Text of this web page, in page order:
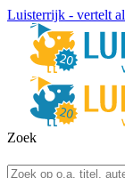
Luisterrijk - vertelt
Zoek